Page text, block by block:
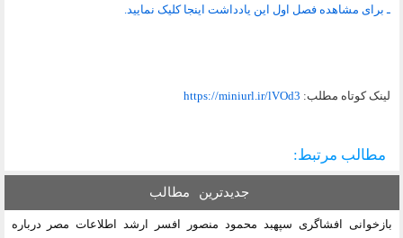
ـ برای مشاهده فصل اول این یادداشت اینجا کلیک نمایید.
لينک کوتاه مطلب: https://miniurl.ir/lVOd3
مطالب مرتبط:
جدیدترین مطالب
بازخوانی افشاگری سپهبد محمود منصور افسر ارشد اطلاعات مصر درباره